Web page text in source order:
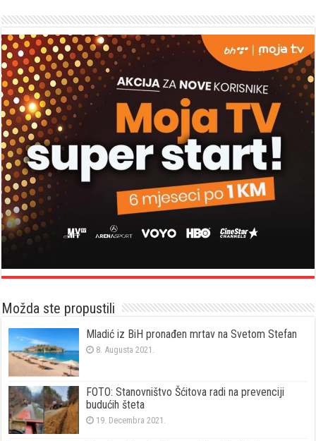
Možda ste propustili
Mladić iz BiH pronađen mrtav na Svetom Stefan
8. Augusta 2021.
FOTO: Stanovništvo Šćitova radi na prevenciji
budućih šteta
19. Decembra 2021.